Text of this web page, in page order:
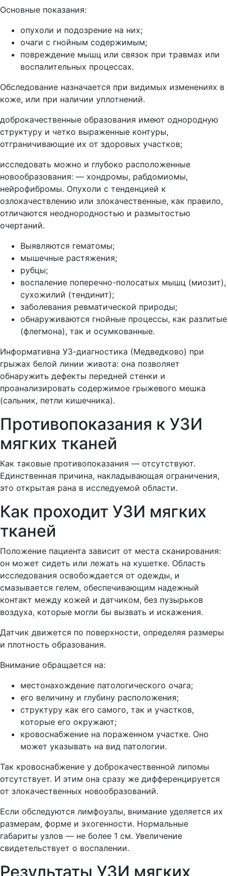
Основные показания:
опухоли и подозрение на них;
очаги с гнойным содержимым;
повреждение мышц или связок при травмах или
воспалительных процессах.
Обследование назначается при видимых изменениях в
коже, или при наличии уплотнений.
доброкачественные образования имеют однородную
структуру и четко выраженные контуры,
отграничивающие их от здоровых участков;
исследовать можно и глубоко расположенные
новообразования: — хондромы, рабдомиомы,
нейрофибромы. Опухоли с тенденцией к
озлокачествлению или злокачественные, как правило,
отличаются неоднородностью и размытостью
очертаний.
Выявляются гематомы;
мышечные растяжения;
рубцы;
воспаление поперечно-полосатых мышц (миозит),
сухожилий (тендинит);
заболевания ревматической природы;
обнаруживаются гнойные процессы, как разлитые
(флегмона), так и осумкованные.
Информативна УЗ-диагностика (Медведково) при
грыжах белой линии живота: она позволяет
обнаружить дефекты передней стенки и
проанализировать содержимое грыжевого мешка
(сальник, петли кишечника).
Противопоказания к УЗИ
мягких тканей
Как таковые противопоказания — отсутствуют.
Единственная причина, накладывающая ограничения,
это открытая рана в исследуемой области.
Как проходит УЗИ мягких
тканей
Положение пациента зависит от места сканирования:
он может сидеть или лежать на кушетке. Область
исследования освобождается от одежды, и
смазывается гелем, обеспечивающим надежный
контакт между кожей и датчиком, без пузырьков
воздуха, которые могли бы вызвать и искажения.
Датчик движется по поверхности, определяя размеры
и плотность образования.
Внимание обращается на:
местонахождение патологического очага;
его величину и глубину расположения;
структуру как его самого, так и участков,
которые его окружают;
кровоснабжение на пораженном участке. Оно
может указывать на вид патологии.
Так кровоснабжение у доброкачественной липомы
отсутствует. И этим она сразу же дифференцируется
от злокачественных новообразований.
Если обследуются лимфоузлы, внимание уделяется их
размерам, форме и эхогенности. Нормальные
габариты узлов — не более 1 см. Увеличение
свидетельствует о воспалении.
Результаты УЗИ мягких